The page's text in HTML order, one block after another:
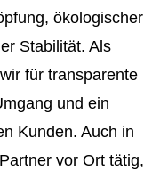
ökologischer
Stabilität. Als
für transparente
und ein
Kunden. Auch in
vor Ort tätig,